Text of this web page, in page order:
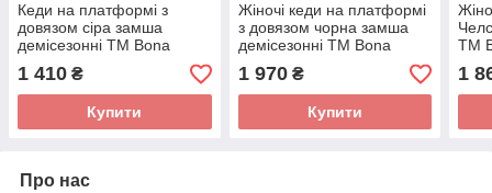
Кеди на платформі з
довязом сіра замша
демісезонні ТМ Bona
Mente
1 410 ₴
Купити
Жіночі кеди на платформі
з довязом чорна замша
демісезонні ТМ Bona
Mente
1 970₴
Купити
TM
1
Про нас